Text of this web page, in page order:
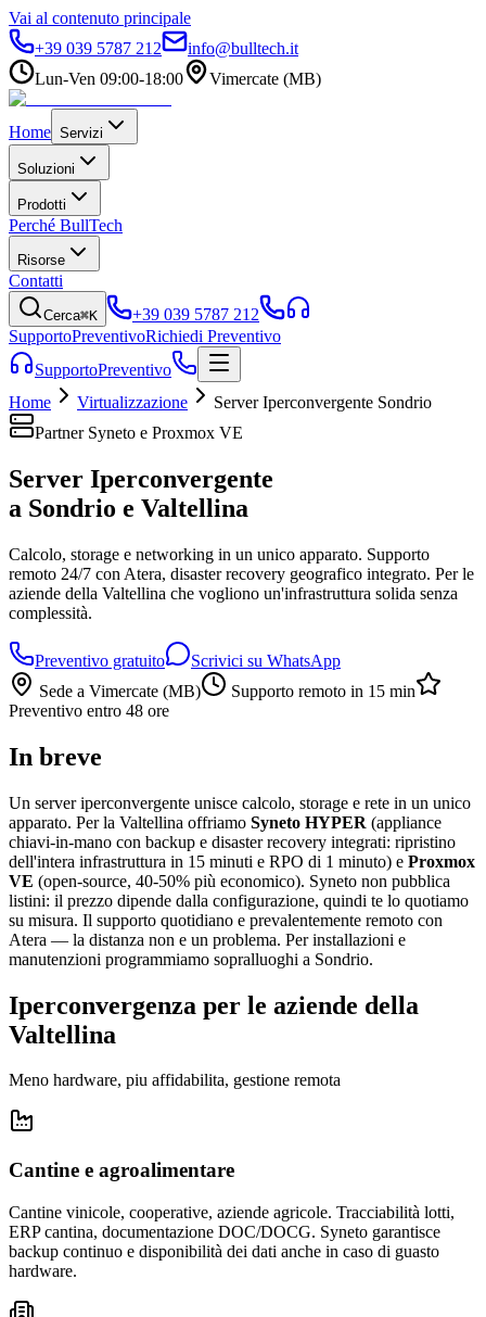
Vai al contenuto principale
+39 039 5787 212
info@bulltech.it
Lun-Ven 09:00-18:00
Vimercate (MB)
Home Servizi
Soluzioni
Prodotti
Perché BullTech
Risorse
Contatti
Cerca⌘K
+39 039 5787 212
SupportoPreventivoRichiedi Preventivo
SupportoPreventivo
Home
Virtualizzazione
Server Iperconvergente Sondrio
Partner Syneto e Proxmox VE
Server Iperconvergente
a Sondrio e Valtellina
Calcolo, storage e networking in un unico apparato. Supporto
remoto 24/7 con Atera, disaster recovery geografico integrato. Per le
aziende della Valtellina che vogliono un'infrastruttura solida senza
complessità.
Preventivo gratuito
Scrivici su WhatsApp
Sede a Vimercate (MB)
Supporto remoto in 15 min
Preventivo entro 48 ore
In breve
Un server iperconvergente unisce calcolo, storage e rete in un unico
apparato. Per la Valtellina offriamo Syneto HYPER (appliance
chiavi-in-mano con backup e disaster recovery integrati: ripristino
dell'intera infrastruttura in 15 minuti e RPO di 1 minuto) e Proxmox
VE (open-source, 40-50% più economico). Syneto non pubblica
listini: il prezzo dipende dalla configurazione, quindi te lo quotiamo
su misura. Il supporto quotidiano e prevalentemente remoto con
Atera — la distanza non e un problema. Per installazioni e
manutenzioni programmiamo sopralluoghi a Sondrio.
Iperconvergenza per le aziende della
Valtellina
Meno hardware, piu affidabilita, gestione remota
Cantine e agroalimentare
Cantine vinicole, cooperative, aziende agricole. Tracciabilità lotti,
ERP cantina, documentazione DOC/DOCG. Syneto garantisce
backup continuo e disponibilità dei dati anche in caso di guasto
hardware.